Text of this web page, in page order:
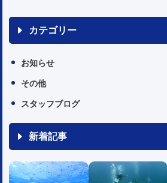
カテゴリー
お知らせ
その他
スタッフブログ
新着記事